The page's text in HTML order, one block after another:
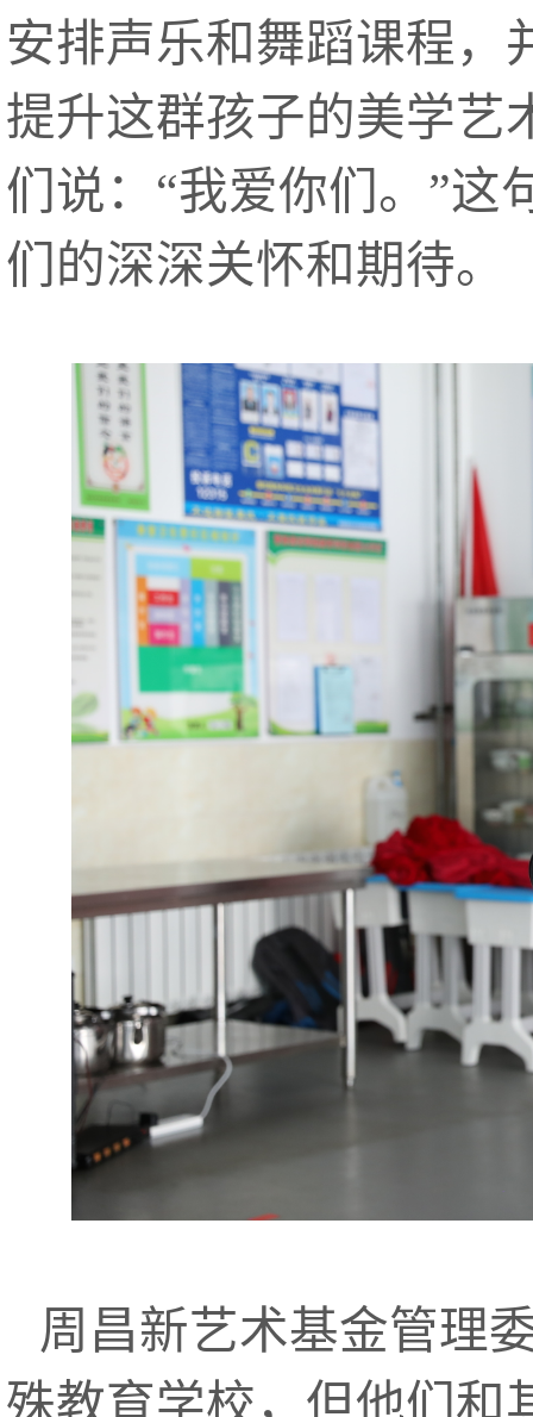
安排声乐和舞蹈课程，
提升这群孩子的美学艺
们说：“我爱你们。”这
们的深深关怀和期待。
周昌新艺术基金管理
殊教育学校，但他们和